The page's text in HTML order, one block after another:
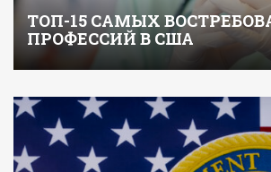
ТОП-15 САМЫХ
ПРОФЕССИЙ В США